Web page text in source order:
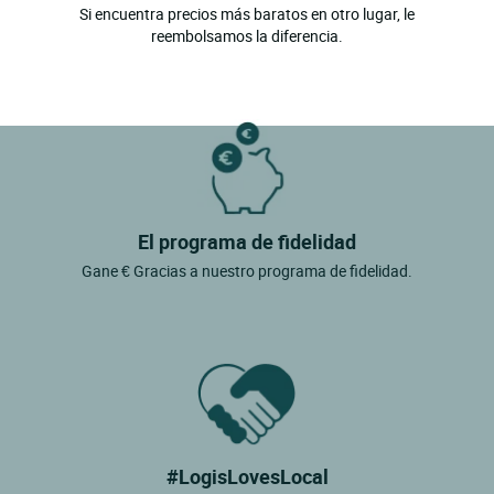
Si encuentra precios más baratos en otro lugar, le
reembolsamos la diferencia.
El programa de fidelidad
Gane € Gracias a nuestro programa de fidelidad.
#LogisLovesLocal